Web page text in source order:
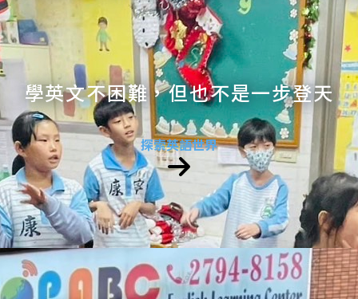
學英文不困難，但也不是一步登天
探索英語世界